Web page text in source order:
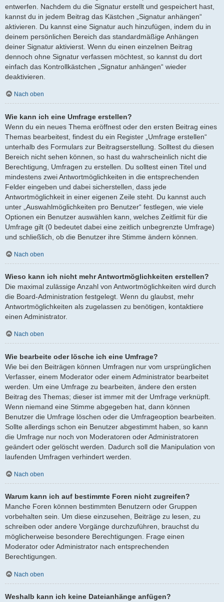
entwerfen. Nachdem du die Signatur erstellt und gespeichert hast,
kannst du in jedem Beitrag das Kästchen „Signatur anhängen“
aktivieren. Du kannst eine Signatur auch hinzufügen, indem du in
deinem persönlichen Bereich das standardmäßige Anhängen
deiner Signatur aktivierst. Wenn du einen einzelnen Beitrag
dennoch ohne Signatur verfassen möchtest, so kannst du dort
einfach das Kontrollkästchen „Signatur anhängen“ wieder
deaktivieren.
Nach oben
Wie kann ich eine Umfrage erstellen?
Wenn du ein neues Thema eröffnest oder den ersten Beitrag eines
Themas bearbeitest, findest du ein Register „Umfrage erstellen“
unterhalb des Formulars zur Beitragserstellung. Solltest du diesen
Bereich nicht sehen können, so hast du wahrscheinlich nicht die
Berechtigung, Umfragen zu erstellen. Du solltest einen Titel und
mindestens zwei Antwortmöglichkeiten in die entsprechenden
Felder eingeben und dabei sicherstellen, dass jede
Antwortmöglichkeit in einer eigenen Zeile steht. Du kannst auch
unter „Auswahlmöglichkeiten pro Benutzer“ festlegen, wie viele
Optionen ein Benutzer auswählen kann, welches Zeitlimit für die
Umfrage gilt (0 bedeutet dabei eine zeitlich unbegrenzte Umfrage)
und schließlich, ob die Benutzer ihre Stimme ändern können.
Nach oben
Wieso kann ich nicht mehr Antwortmöglichkeiten erstellen?
Die maximal zulässige Anzahl von Antwortmöglichkeiten wird durch
die Board-Administration festgelegt. Wenn du glaubst, mehr
Antwortmöglichkeiten als zugelassen zu benötigen, kontaktiere
einen Administrator.
Nach oben
Wie bearbeite oder lösche ich eine Umfrage?
Wie bei den Beiträgen können Umfragen nur vom ursprünglichen
Verfasser, einem Moderator oder einem Administrator bearbeitet
werden. Um eine Umfrage zu bearbeiten, ändere den ersten
Beitrag des Themas; dieser ist immer mit der Umfrage verknüpft.
Wenn niemand eine Stimme abgegeben hat, dann können
Benutzer die Umfrage löschen oder die Umfrageoption bearbeiten.
Sollte allerdings schon ein Benutzer abgestimmt haben, so kann
die Umfrage nur noch von Moderatoren oder Administratoren
geändert oder gelöscht werden. Dadurch soll die Manipulation von
laufenden Umfragen verhindert werden.
Nach oben
Warum kann ich auf bestimmte Foren nicht zugreifen?
Manche Foren können bestimmten Benutzern oder Gruppen
vorbehalten sein. Um diese einzusehen, Beiträge zu lesen, zu
schreiben oder andere Vorgänge durchzuführen, brauchst du
möglicherweise besondere Berechtigungen. Frage einen
Moderator oder Administrator nach entsprechenden
Berechtigungen.
Nach oben
Weshalb kann ich keine Dateianhänge anfügen?